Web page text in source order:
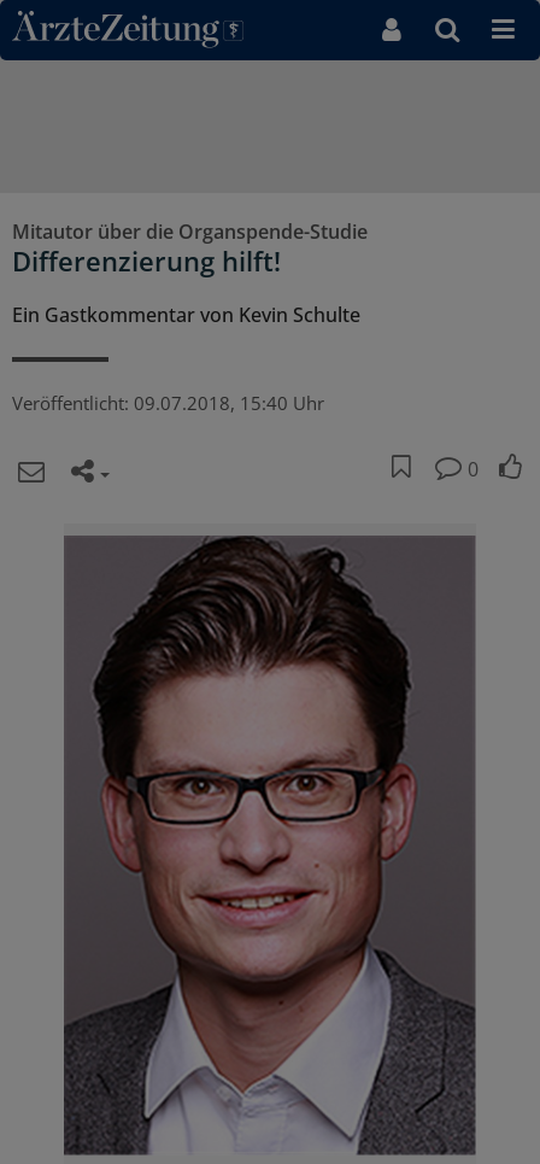
Direkt zum Inhaltsbereich
Mitautor über die Organspende-Studie
Differenzierung hilft!
Ein Gastkommentar von Kevin Schulte
Veröffentlicht: 09.07.2018, 15:40 Uhr
0